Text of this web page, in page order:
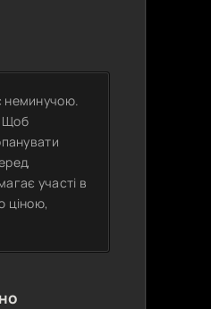
неминучою.
Щоб
участі в
ціною,